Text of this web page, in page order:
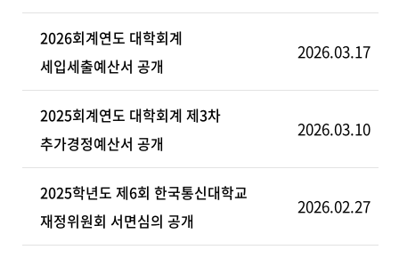
2026회계연도 대학회계
세입세출예산서 공개
2026.03.17
2025회계연도 대학회계 제3차
추가경정예산서 공개
2026.03.10
2025학년도 제6회 한국통신대학교
재정위원회 서면심의 공개
2026.02.27